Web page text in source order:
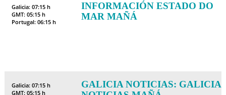
Galicia: 07:15 h
GMT: 05:15 h
Portugal: 06:15 h
INFORMACIÓN ESTADO DO
MAR MAÑÁ
Galicia: 07:15 h
GMT: 05:15 h
GALICIA NOTICIAS: GALICIA